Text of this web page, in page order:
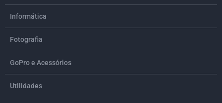
Informática
Fotografia
GoPro e Acessórios
Utilidades